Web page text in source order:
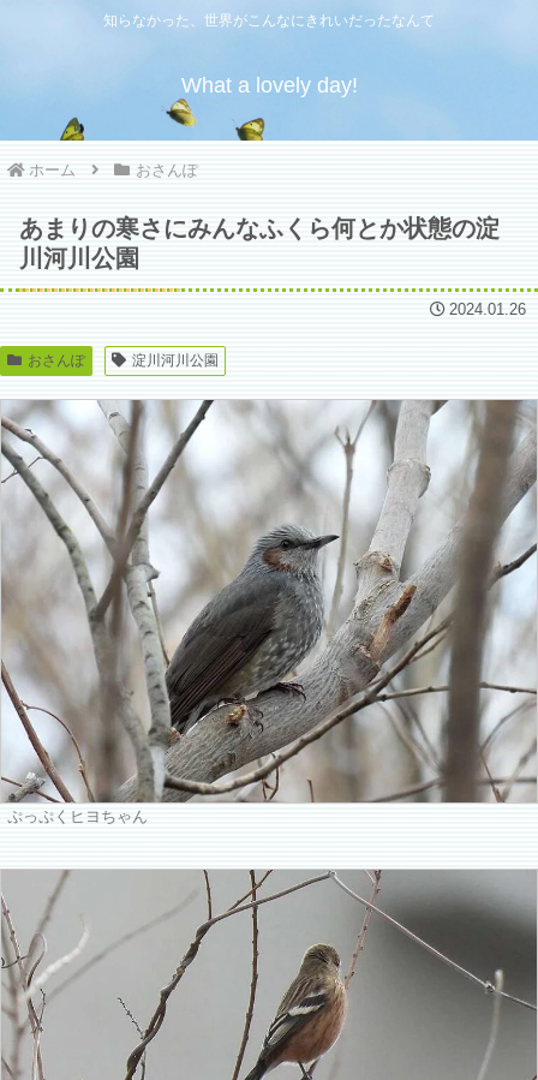
知らなかった、世界がこんなにきれいだったなんて
What a lovely day!
ホーム おさんぽ
あまりの寒さにみんなふくら何とか状態の淀
川河川公園
2024.01.26
おさんぽ 淀川河川公園
ぷっぷくヒヨちゃん